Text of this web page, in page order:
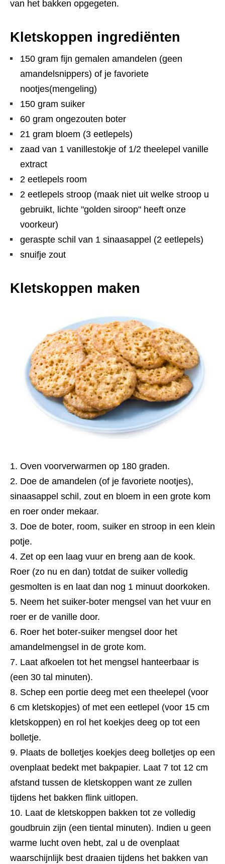
van het bakken opgegeten.
Kletskoppen ingrediënten
150 gram fijn gemalen amandelen (geen
amandelsnippers) of je favoriete
nootjes(mengeling)
150 gram suiker
60 gram ongezouten boter
21 gram bloem (3 eetlepels)
zaad van 1 vanillestokje of 1/2 theelepel vanille
extract
2 eetlepels room
2 eetlepels stroop (maak niet uit welke stroop u
gebruikt, lichte "golden siroop" heeft onze
voorkeur)
geraspte schil van 1 sinaasappel (2 eetlepels)
snuifje zout
Kletskoppen maken
Oven voorverwarmen op 180 graden.
Doe de amandelen (of je favoriete nootjes),
sinaasappel schil, zout en bloem in een grote kom
en roer onder mekaar.
Doe de boter, room, suiker en stroop in een klein
potje.
Zet op een laag vuur en breng aan de kook.
Roer (zo nu en dan) totdat de suiker volledig
gesmolten is en laat dan nog 1 minuut doorkoken.
Neem het suiker-boter mengsel van het vuur en
roer er de vanille door.
Roer het boter-suiker mengsel door het
amandelmengsel in de grote kom.
Laat afkoelen tot het mengsel hanteerbaar is
(een 30 tal minuten).
Schep een portie deeg met een theelepel (voor
6 cm kletskopjes) of met een eetlepel (voor 15 cm
kletskoppen) en rol het koekjes deeg op tot een
bolletje.
Plaats de bolletjes koekjes deeg bolletjes op een
ovenplaat bedekt met bakpapier. Laat 7 tot 12 cm
afstand tussen de kletskoppen want ze zullen
tijdens het bakken flink uitlopen.
Laat de kletskoppen bakken tot ze volledig
goudbruin zijn (een tiental minuten). Indien u geen
warme lucht oven hebt, zal u de ovenplaat
waarschijnlijk best draaien tijdens het bakken van